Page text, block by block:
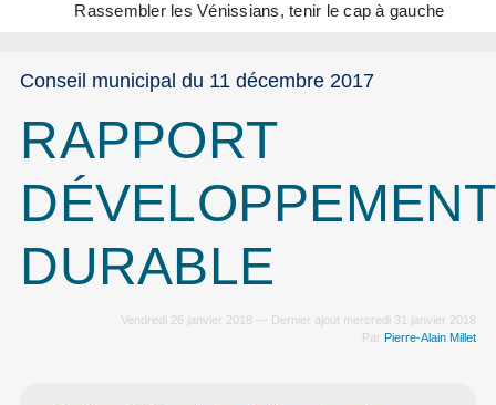
Rassembler les Vénissians, tenir le cap à gauche
Conseil municipal du 11 décembre 2017
RAPPORT
DÉVELOPPEMENT
DURABLE
Vendredi 26 janvier 2018 — Dernier ajout mercredi 31 janvier 2018
Par Pierre-Alain Millet